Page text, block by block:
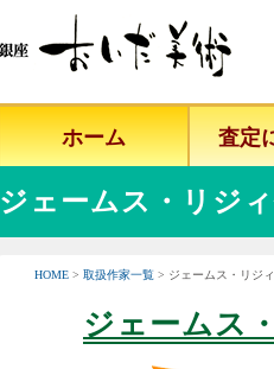
ホーム 査定
ジェームス・リジ
HOME > 取扱作家一覧 > ジェームス・リジ
ジェームス